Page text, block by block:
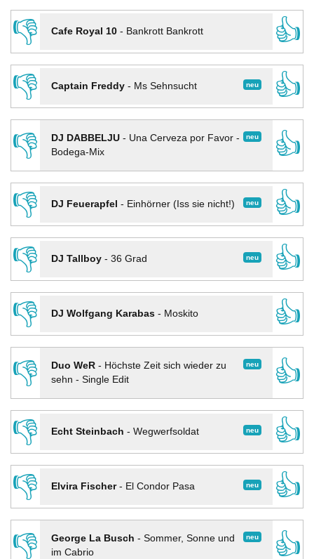
👎
Cafe Royal 10- Bankrott Bankrott
👍
👎
neu
Captain Freddy- Ms Sehnsucht
👍
👎
neu
DJ DABBELJU- Una Cerveza por Favor -
Bodega-Mix
👍
👎
neu
DJ Feuerapfel - Einhörner (Iss sie nicht!)
👍
👎
neu
DJ Tallboy- 36 Grad
👍
👎
DJ Wolfgang Karabas- Moskito
👍
👎
neu
Duo WeR- Höchste Zeit sich wieder zu
sehn - Single Edit
👍
👎
neu
Echt Steinbach - Wegwerfsoldat
👍
👎
neu
Elvira Fischer- El Condor Pasa
👍
👎
neu
George La Busch - Sommer, Sonne und
im Cabrio
👍